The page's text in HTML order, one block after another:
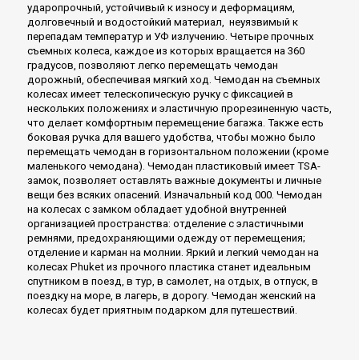
ударопрочный, устойчивый к износу и деформациям,
долговечный и водостойкий материал, неуязвимый к
перепадам температур и УФ излучению. Четыре прочных
съемных колеса, каждое из которых вращается на 360
градусов, позволяют легко перемещать чемодан
дорожный, обеспечивая мягкий ход. Чемодан на съемных
колесах имеет телескопическую ручку с фиксацией в
нескольких положениях и эластичную прорезиненную часть,
что делает комфортным перемещение багажа. Также есть
боковая ручка для вашего удобства, чтобы можно было
перемещать чемодан в горизонтальном положении (кроме
маленького чемодана). Чемодан пластиковый имеет TSA-
замок, позволяет оставлять важные документы и личные
вещи без всяких опасений. Изначальный код 000. Чемодан
на колесах с замком обладает удобной внутренней
организацией пространства: отделение с эластичными
ремнями, предохраняющими одежду от перемещения;
отделение и карман на молнии. Яркий и легкий чемодан на
колесах Phuket из прочного пластика станет идеальным
спутником в поезд, в тур, в самолет, на отдых, в отпуск, в
поездку на море, в лагерь, в дорогу. Чемодан женский на
колесах будет приятным подарком для путешествий.